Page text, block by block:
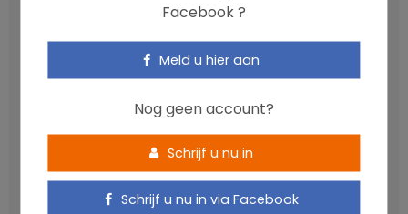
gezondheid
Verhoogt het eten van zoete voeding de trek in zoet?
Een gezonde darmmicrobiota is goed, maar wat is dat
Vis, verontreinigende stoffen en omega-3: wat zijn de
aanbevelingen?
Moeten ultrabewerkte voedingsmiddelen een prioritair
Facebook ?
Meld u hier aan
Nog geen account?
Schrijf u nu in
Schrijf u nu in via Facebook